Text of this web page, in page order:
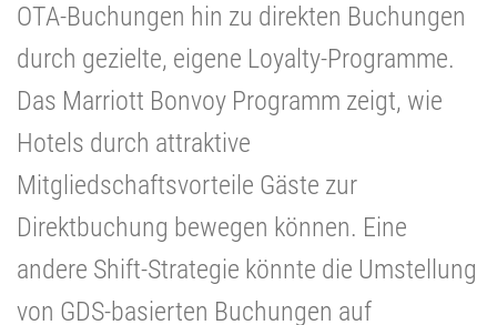
OTA-Buchungen hin zu direkten Buchungen
durch gezielte, eigene Loyalty-Programme.
Das Marriott Bonvoy Programm zeigt, wie
Hotels durch attraktive
Mitgliedschaftsvorteile Gäste zur
Direktbuchung bewegen können. Eine
andere Shift-Strategie könnte die Umstellung
von GDS-basierten Buchungen auf